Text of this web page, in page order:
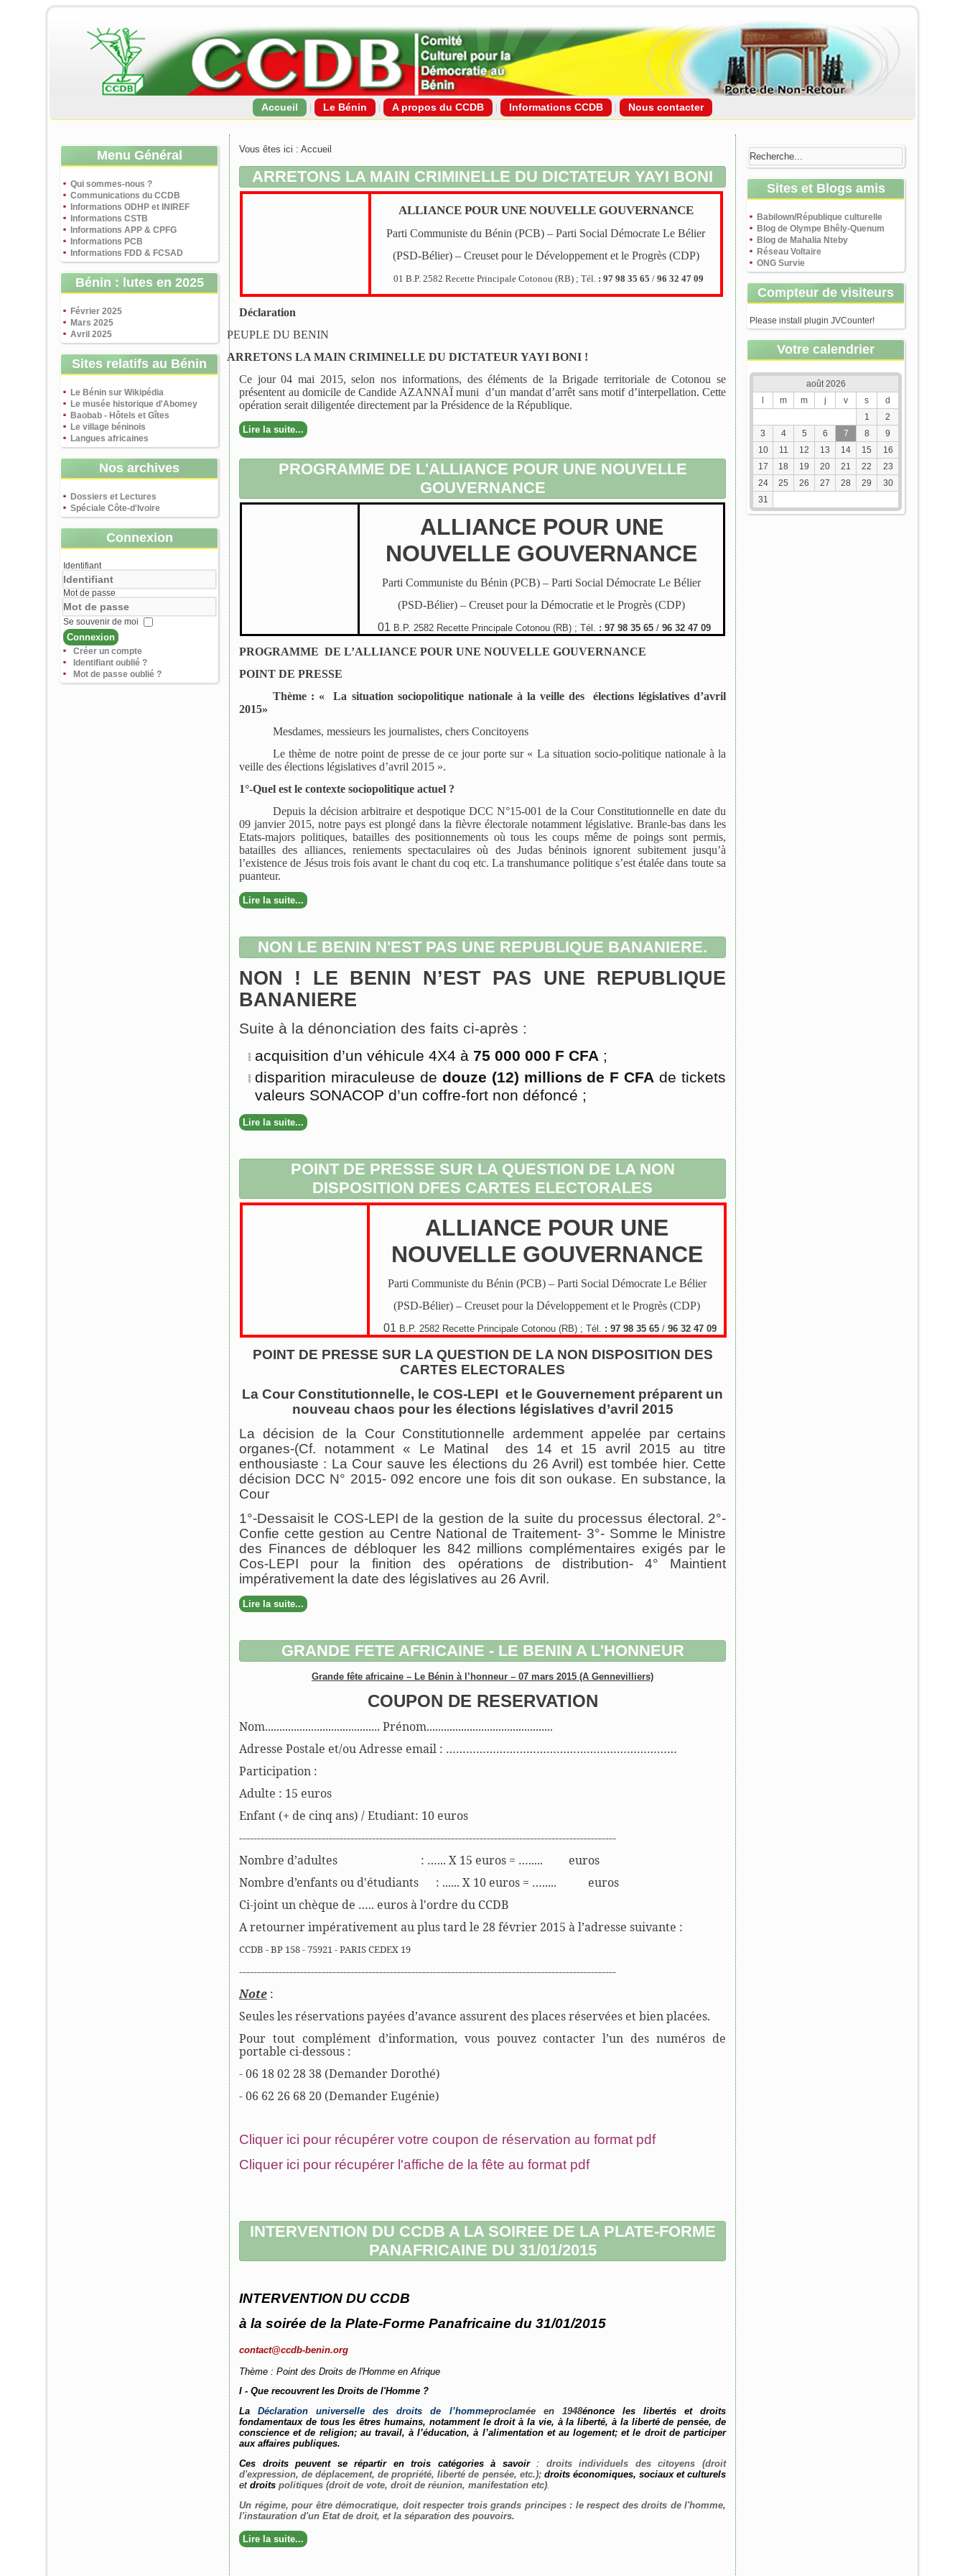
Accueil Le Bénin A propos du CCDB Informations CCDB Nous contacter
Menu Général
Qui sommes-nous ?
Communications du CCDB
Informations ODHP et INIREF
Informations CSTB
Informations APP & CPFG
Informations PCB
Informations FDD & FCSAD
Bénin : lutes en 2025
Février 2025
Mars 2025
Avril 2025
Sites relatifs au Bénin
Le Bénin sur Wikipédia
Le musée historique d'Abomey
Baobab - Hôtels et Gîtes
Le village béninois
Langues africaines
Nos archives
Dossiers et Lectures
Spéciale Côte-d'Ivoire
Connexion
Identifiant
Mot de passe
Se souvenir de moi
Connexion
Créer un compte
Identifiant oublié ?
Mot de passe oublié ?
Vous êtes ici : Accueil
ARRETONS LA MAIN CRIMINELLE DU DICTATEUR YAYI BONI
ALLIANCE POUR UNE NOUVELLE GOUVERNANCE
Parti Communiste du Bénin (PCB) – Parti Social Démocrate Le Bélier
(PSD-Bélier) – Creuset pour le Développement et le Progrès (CDP)
01 B.P. 2582 Recette Principale Cotonou (RB) ; Tél. : 97 98 35 65 / 96 32 47 09
Déclaration
PEUPLE DU BENIN
ARRETONS LA MAIN CRIMINELLE DU DICTATEUR YAYI BONI !
Ce jour 04 mai 2015, selon nos informations, des éléments de la Brigade territoriale de Cotonou se
présentent au domicile de Candide AZANNAÏ muni d’un mandat d’arrêt sans motif d’interpellation. Cette
opération serait diligentée directement par la Présidence de la République.
Lire la suite...
PROGRAMME DE L'ALLIANCE POUR UNE NOUVELLE
GOUVERNANCE
ALLIANCE POUR UNE
NOUVELLE GOUVERNANCE
Parti Communiste du Bénin (PCB) – Parti Social Démocrate Le Bélier
(PSD-Bélier) – Creuset pour la Démocratie et le Progrès (CDP)
01 B.P. 2582 Recette Principale Cotonou (RB) ; Tél. : 97 98 35 65 / 96 32 47 09
PROGRAMME DE L’ALLIANCE POUR UNE NOUVELLE GOUVERNANCE
POINT DE PRESSE
Thème : « La situation sociopolitique nationale à la veille des élections législatives d’avril
2015»
Mesdames, messieurs les journalistes, chers Concitoyens
Le thème de notre point de presse de ce jour porte sur « La situation socio-politique nationale à la
veille des élections législatives d’avril 2015 ».
1°-Quel est le contexte sociopolitique actuel ?
Depuis la décision arbitraire et despotique DCC N°15-001 de la Cour Constitutionnelle en date du
09 janvier 2015, notre pays est plongé dans la fièvre électorale notamment législative. Branle-bas dans les
Etats-majors politiques, batailles des positionnements où tous les coups même de poings sont permis,
batailles des alliances, reniements spectaculaires où des Judas béninois ignorent subitement jusqu’à
l’existence de Jésus trois fois avant le chant du coq etc. La transhumance politique s’est étalée dans toute sa
puanteur.
Lire la suite...
NON LE BENIN N'EST PAS UNE REPUBLIQUE BANANIERE.
NON ! LE BENIN N’EST PAS UNE REPUBLIQUE
BANANIERE
Suite à la dénonciation des faits ci-après :
acquisition d’un véhicule 4X4 à 75 000 000 F CFA ;
disparition miraculeuse de douze (12) millions de F CFA de tickets
valeurs SONACOP d’un coffre-fort non défoncé ;
Lire la suite...
POINT DE PRESSE SUR LA QUESTION DE LA NON
DISPOSITION DFES CARTES ELECTORALES
ALLIANCE POUR UNE
NOUVELLE GOUVERNANCE
Parti Communiste du Bénin (PCB) – Parti Social Démocrate Le Bélier
(PSD-Bélier) – Creuset pour la Développement et le Progrès (CDP)
01 B.P. 2582 Recette Principale Cotonou (RB) ; Tél. : 97 98 35 65/ 96 32 47 09
POINT DE PRESSE SUR LA QUESTION DE LA NON DISPOSITION DES
CARTES ELECTORALES
La Cour Constitutionnelle, le COS-LEPI et le Gouvernement préparent un
nouveau chaos pour les élections législatives d’avril 2015
La décision de la Cour Constitutionnelle ardemment appelée par certains
organes-(Cf. notamment « Le Matinal des 14 et 15 avril 2015 au titre
enthousiaste : La Cour sauve les élections du 26 Avril) est tombée hier. Cette
décision DCC N° 2015- 092 encore une fois dit son oukase. En substance, la
Cour
1°-Dessaisit le COS-LEPI de la gestion de la suite du processus électoral. 2°-
Confie cette gestion au Centre National de Traitement- 3°- Somme le Ministre
des Finances de débloquer les 842 millions complémentaires exigés par le
Cos-LEPI pour la finition des opérations de distribution- 4° Maintient
impérativement la date des législatives au 26 Avril.
Lire la suite...
GRANDE FETE AFRICAINE - LE BENIN A L'HONNEUR
Grande fête africaine – Le Bénin à l’honneur – 07 mars 2015 (A Gennevilliers)
COUPON DE RESERVATION
Nom........................................ Prénom............................................
Adresse Postale et/ou Adresse email : ……………………………………………………………
Participation :
Adulte : 15 euros
Enfant (+ de cinq ans) / Etudiant: 10 euros
---------------------------------------------------------------------------------------------------------
Nombre d’adultes : …... X 15 euros = …..... euros
Nombre d’enfants ou d'étudiants : ...... X 10 euros = …..... euros
Ci-joint un chèque de ….. euros à l'ordre du CCDB
A retourner impérativement au plus tard le 28 février 2015 à l’adresse suivante :
CCDB - BP 158 - 75921 - PARIS CEDEX 19
---------------------------------------------------------------------------------------------------------
Note :
Seules les réservations payées d’avance assurent des places réservées et bien placées.
Pour tout complément d’information, vous pouvez contacter l’un des numéros de
portable ci-dessous :
- 06 18 02 28 38 (Demander Dorothé)
- 06 62 26 68 20 (Demander Eugénie)
Cliquer ici pour récupérer votre coupon de réservation au format pdf
Cliquer ici pour récupérer l'affiche de la fête au format pdf
INTERVENTION DU CCDB A LA SOIREE DE LA PLATE-FORME
PANAFRICAINE DU 31/01/2015
INTERVENTION DU CCDB
à la soirée de la Plate-Forme Panafricaine du 31/01/2015
contact@ccdb-benin.org
Thème : Point des Droits de l'Homme en Afrique
I - Que recouvrent les Droits de l'Homme ?
LaDéclaration universelle des droits de l’hommeproclamée en 1948énonce les libertés et droits
fondamentaux de tous les êtres humains, notamment le droit à la vie, à la liberté, à la liberté de pensée, de
conscience et de religion; au travail, à l’éducation, à l’alimentation et au logement; et le droit de participer
aux affaires publiques.
Ces droits peuvent se répartir en trois catégories à savoir: droits individuels des citoyens
(droit
d'expression, de déplacement, de propriété, liberté de pensée, etc.); droits économiques, sociaux et culturels
et droits politiques (droit de vote, droit de réunion, manifestation etc).
Un régime, pour être démocratique, doit respecter trois grands principes : le respect des droits de l'homme,
l'instauration d'un Etat de droit, et la séparation des pouvoirs.
Lire la suite...
Sites et Blogs amis
Babilown/République culturelle
Blog de Olympe Bhêly-Quenum
Blog de Mahalia Nteby
Réseau Voltaire
ONG Survie
Compteur de visiteurs
Please install plugin JVCounter!
Votre calendrier
août 2026
m m j v s
d
1
2
3
4 5 6 7 8
9
10
11 12 13 14 15
16
17
18 19 20 21 22
23
24
25 26 27 28 29
30
31